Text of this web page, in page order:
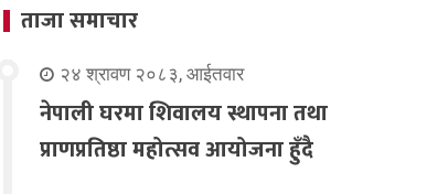
ताजा समाचार
२४ श्रावण २०८३, आईतवार
नेपाली घरमा शिवालय स्थापना तथा
प्राणप्रतिष्ठा महोत्सव आयोजना हुँदै